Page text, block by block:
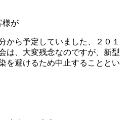
様が
から予定していました、２０１
は、大変残念なのですが、新型
を避けるため中止することとい